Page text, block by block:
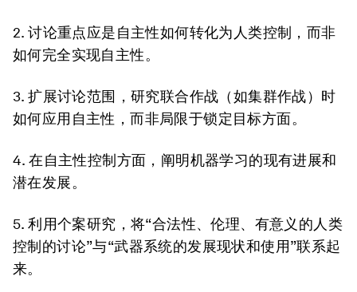
2. 讨论重点应是自主性如何转化为人类控制，而非
如何完全实现自主性。
3. 扩展讨论范围，研究联合作战（如集群作战）时
如何应用自主性，而非局限于锁定目标方面。
4. 在自主性控制方面，阐明机器学习的现有进展和
潜在发展。
5. 利用个案研究，将“合法性、伦理、有意义的人类
控制的讨论”与“武器系统的发展现状和使用”联系起
来。